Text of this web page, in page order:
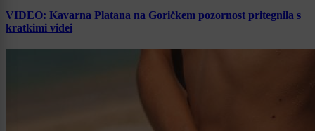
VIDEO: Kavarna Platana na Goričkem pozornost pritegnila s
kratkimi videi